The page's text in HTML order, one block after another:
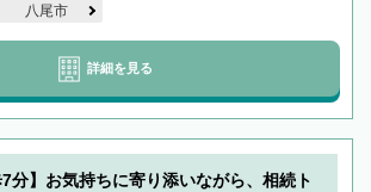
八尾市
詳細を見る
7分】お気持ちに寄り添いながら、相続ト